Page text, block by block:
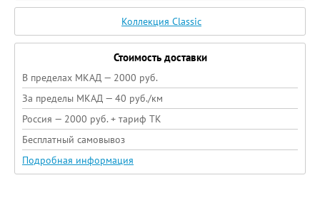
Коллекция Classic
Стоимость доставки
В пределах МКАД — 2000 руб.
За пределы МКАД — 40 руб./км
Россия — 2000 руб. + тариф ТК
Бесплатный самовывоз
Подробная информация